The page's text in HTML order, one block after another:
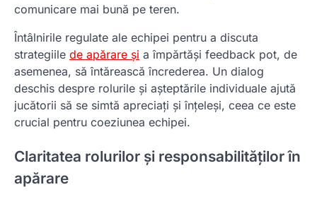
comunicare mai bună pe teren.
Întâlnirile regulate ale echipei pentru a discuta
strategiile de apărare și a împărtăși feedback pot, de
asemenea, să întărească încrederea. Un dialog
deschis despre rolurile și așteptările individuale ajută
jucătorii să se simtă apreciați și înțeleși, ceea ce este
crucial pentru coeziunea echipei.
Claritatea rolurilor și responsabilităților în
apărare